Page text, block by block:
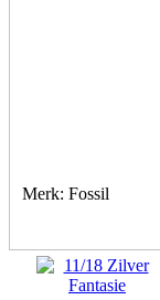
Merk: Fossil